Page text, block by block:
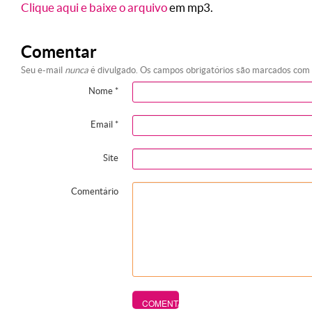
Clique aqui e baixe o arquivoem mp3.
Comentar
Seu e-mail nunca é divulgado. Os campos obrigatórios são marcados com
Nome *
Email *
Site
Comentário